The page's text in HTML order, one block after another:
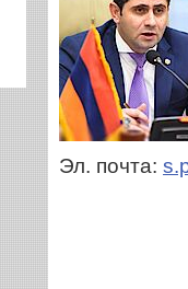
Эл. почта: